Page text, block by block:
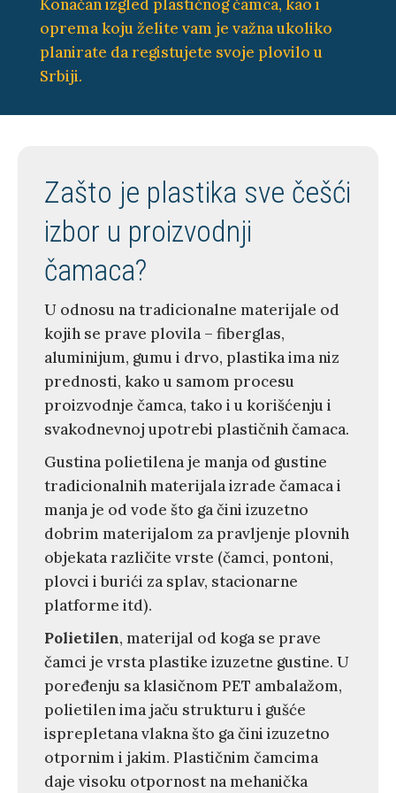
Konačan izgled plastičnog čamca, kao i
oprema koju želite vam je važna ukoliko
planirate da registujete svoje plovilo u
Srbiji.
Zašto je plastika sve češći
izbor u proizvodnji
čamaca?
U odnosu na tradicionalne materijale od
kojih se prave plovila – fiberglas,
aluminijum, gumu i drvo, plastika ima niz
prednosti, kako u samom procesu
proizvodnje čamca, tako i u korišćenju i
svakodnevnoj upotrebi plastičnih čamaca.
Gustina polietilena je manja od gustine
tradicionalnih materijala izrade čamaca i
manja je od vode što ga čini izuzetno
dobrim materijalom za pravljenje plovnih
objekata različite vrste (čamci, pontoni,
plovci i burići za splav, stacionarne
platforme itd).
Polietilen, materijal od koga se prave
čamci je vrsta plastike izuzetne gustine. U
poređenju sa klasičnom PET ambalažom,
polietilen ima jaču strukturu i gušće
isprepletana vlakna što ga čini izuzetno
otpornim i jakim. Plastičnim čamcima
daje visoku otpornost na mehanička